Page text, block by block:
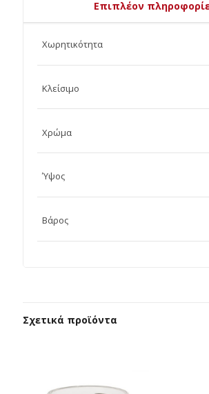
Επιπλέον
Χωρητικότητα
Κλείσιμο
Χρώμα
Ύψος
Βάρος
Σχετικά προϊόντα